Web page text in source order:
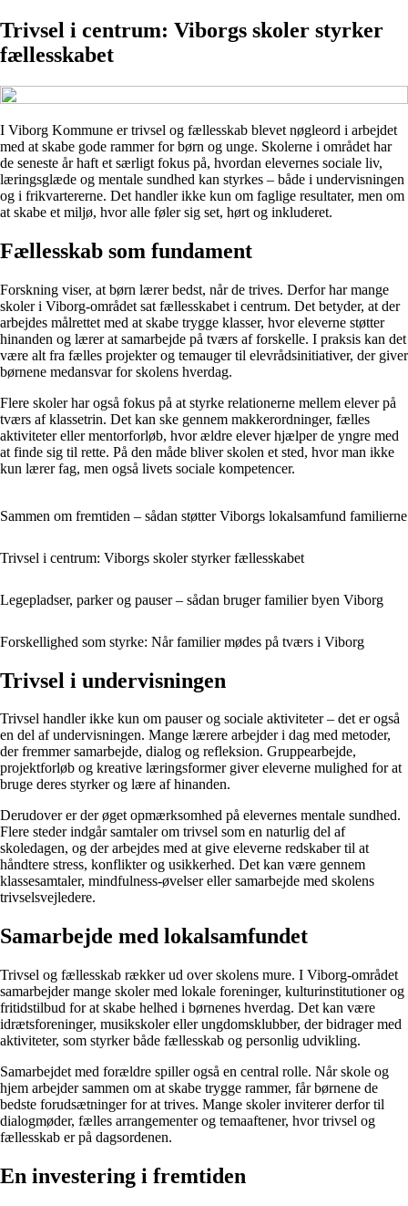
Trivsel i centrum: Viborgs skoler styrker
fællesskabet
I Viborg Kommune er trivsel og fællesskab blevet nøgleord i arbejdet
med at skabe gode rammer for børn og unge. Skolerne i området har
de seneste år haft et særligt fokus på, hvordan elevernes sociale liv,
læringsglæde og mentale sundhed kan styrkes – både i undervisningen
og i frikvartererne. Det handler ikke kun om faglige resultater, men om
at skabe et miljø, hvor alle føler sig set, hørt og inkluderet.
Fællesskab som fundament
Forskning viser, at børn lærer bedst, når de trives. Derfor har mange
skoler i Viborg-området sat fællesskabet i centrum. Det betyder, at der
arbejdes målrettet med at skabe trygge klasser, hvor eleverne støtter
hinanden og lærer at samarbejde på tværs af forskelle. I praksis kan det
være alt fra fælles projekter og temauger til elevrådsinitiativer, der giver
børnene medansvar for skolens hverdag.
Flere skoler har også fokus på at styrke relationerne mellem elever på
tværs af klassetrin. Det kan ske gennem makkerordninger, fælles
aktiviteter eller mentorforløb, hvor ældre elever hjælper de yngre med
at finde sig til rette. På den måde bliver skolen et sted, hvor man ikke
kun lærer fag, men også livets sociale kompetencer.
Sammen om fremtiden – sådan støtter Viborgs lokalsamfund familierne
Trivsel i centrum: Viborgs skoler styrker fællesskabet
Legepladser, parker og pauser – sådan bruger familier byen Viborg
Forskellighed som styrke: Når familier mødes på tværs i Viborg
Trivsel i undervisningen
Trivsel handler ikke kun om pauser og sociale aktiviteter – det er også
en del af undervisningen. Mange lærere arbejder i dag med metoder,
der fremmer samarbejde, dialog og refleksion. Gruppearbejde,
projektforløb og kreative læringsformer giver eleverne mulighed for at
bruge deres styrker og lære af hinanden.
Derudover er der øget opmærksomhed på elevernes mentale sundhed.
Flere steder indgår samtaler om trivsel som en naturlig del af
skoledagen, og der arbejdes med at give eleverne redskaber til at
håndtere stress, konflikter og usikkerhed. Det kan være gennem
klassesamtaler, mindfulness-øvelser eller samarbejde med skolens
trivselsvejledere.
Samarbejde med lokalsamfundet
Trivsel og fællesskab rækker ud over skolens mure. I Viborg-området
samarbejder mange skoler med lokale foreninger, kulturinstitutioner og
fritidstilbud for at skabe helhed i børnenes hverdag. Det kan være
idrætsforeninger, musikskoler eller ungdomsklubber, der bidrager med
aktiviteter, som styrker både fællesskab og personlig udvikling.
Samarbejdet med forældre spiller også en central rolle. Når skole og
hjem arbejder sammen om at skabe trygge rammer, får børnene de
bedste forudsætninger for at trives. Mange skoler inviterer derfor til
dialogmøder, fælles arrangementer og temaaftener, hvor trivsel og
fællesskab er på dagsordenen.
En investering i fremtiden